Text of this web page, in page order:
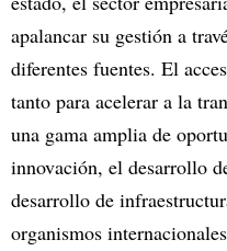
apalancar su gestión a
diferentes fuentes. El
tanto para acelerar a la
una gama amplia de
innovación, el desarrollo
desarrollo de
organismos